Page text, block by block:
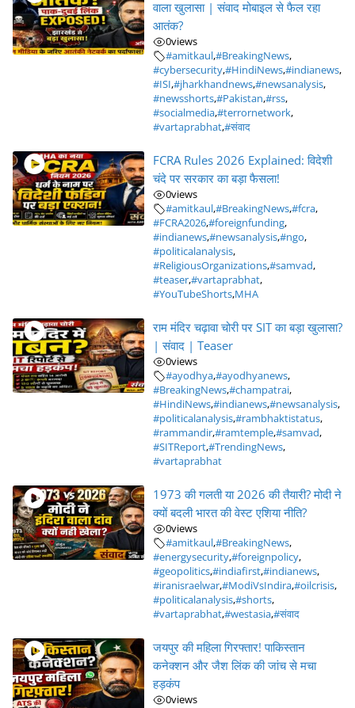
वाला खुलासा | संवाद मोबाइल से फैल रहा
आतंक?
0views
#amitkaul,#BreakingNews,
#cybersecurity,#HindiNews,#indianews,
#ISI,#jharkhandnews,#newsanalysis,
#newsshorts,#Pakistan,#rss,
#socialmedia,#terrornetwork,
#vartaprabhat,#संवाद
FCRA Rules 2026 Explained: विदेशी
चंदे पर सरकार का बड़ा फैसला!
0views
#amitkaul,#BreakingNews,#fcra,
#FCRA2026,#foreignfunding,
#indianews,#newsanalysis,#ngo,
#politicalanalysis,
#ReligiousOrganizations,#samvad,
#teaser,#vartaprabhat,
#YouTubeShorts,MHA
राम मंदिर चढ़ावा चोरी पर SIT का बड़ा खुलासा?
| संवाद | Teaser
0views
#ayodhya,#ayodhyanews,
#BreakingNews,#champatrai,
#HindiNews,#indianews,#newsanalysis,
#politicalanalysis,#rambhaktistatus,
#rammandir,#ramtemple,#samvad,
#SITReport,#TrendingNews,
#vartaprabhat
1973 की गलती या 2026 की तैयारी? मोदी ने
क्यों बदली भारत की वेस्ट एशिया नीति?
0views
#amitkaul,#BreakingNews,
#energysecurity,#foreignpolicy,
#geopolitics,#indiafirst,#indianews,
#iranisraelwar,#ModiVsIndira,#oilcrisis,
#politicalanalysis,#shorts,
#vartaprabhat,#westasia,#संवाद
जयपुर की महिला गिरफ्तार! पाकिस्तान
कनेक्शन और जैश लिंक की जांच से मचा
हड़कंप
0views